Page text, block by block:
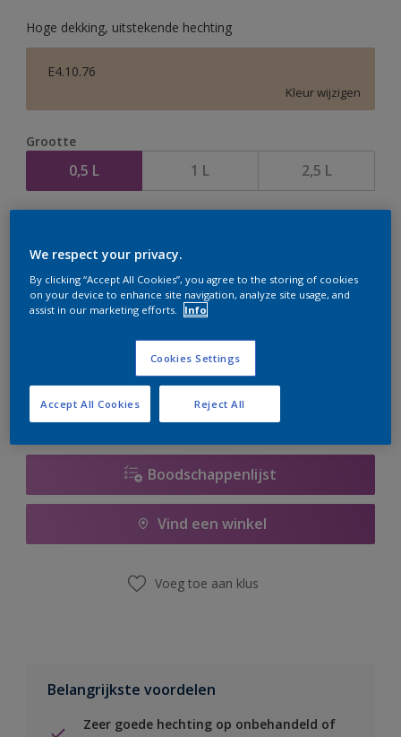
Hoge dekking, uitstekende hechting
E4.10.76
Kleur wijzigen
Grootte
0,5 L 1 L 2,5 L
Op dit moment is het niet mogelijk dit product online
te bestellen. Houd de website in de gaten, we werken
er hard aan om de voorraad aan te vullen.
Boodschappenlijst
Vind een winkel
Voeg toe aan klus
Belangrijkste voordelen
Zeer goede hechting op onbehandeld of
We respect your privacy.
By clicking “Accept All Cookies”, you agree to the storing of cookies
on your device to enhance site navigation, analyze site usage, and
assist in our marketing efforts.
Info
Cookies Settings
Reject All
Accept All Cookies